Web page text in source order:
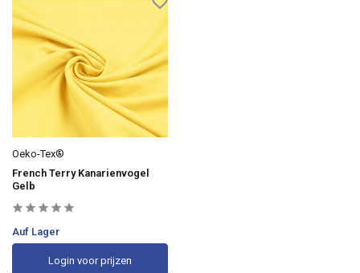
Oeko-Tex®
French Terry Kanarienvogel
Gelb
Auf Lager
Login voor prijzen